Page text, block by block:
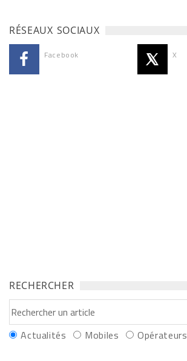
RÉSEAUX SOCIAUX
Facebook X
RECHERCHER
Actualités Mobiles Opérateurs